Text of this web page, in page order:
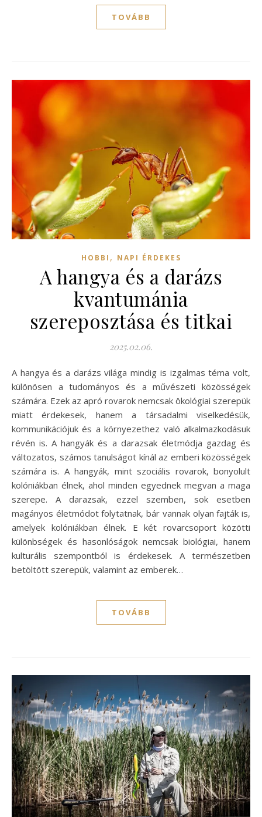
TOVÁBB
HOBBI , NAPI ÉRDEKES
A hangya és a darázs
kvantumánia
szereposztása és titkai
2025.02.06.
A hangya és a darázs világa mindig is izgalmas téma volt,
különösen a tudományos és a művészeti közösségek
számára. Ezek az apró rovarok nemcsak ökológiai szerepük
miatt érdekesek, hanem a társadalmi viselkedésük,
kommunikációjuk és a környezethez való alkalmazkodásuk
révén is. A hangyák és a darazsak életmódja gazdag és
változatos, számos tanulságot kínál az emberi közösségek
számára is. A hangyák, mint szociális rovarok, bonyolult
kolóniákban élnek, ahol minden egyednek megvan a maga
szerepe. A darazsak, ezzel szemben, sok esetben
magányos életmódot folytatnak, bár vannak olyan fajták is,
amelyek kolóniákban élnek. E két rovarcsoport közötti
különbségek és hasonlóságok nemcsak biológiai, hanem
kulturális szempontból is érdekesek. A természetben
betöltött szerepük, valamint az emberek…
TOVÁBB